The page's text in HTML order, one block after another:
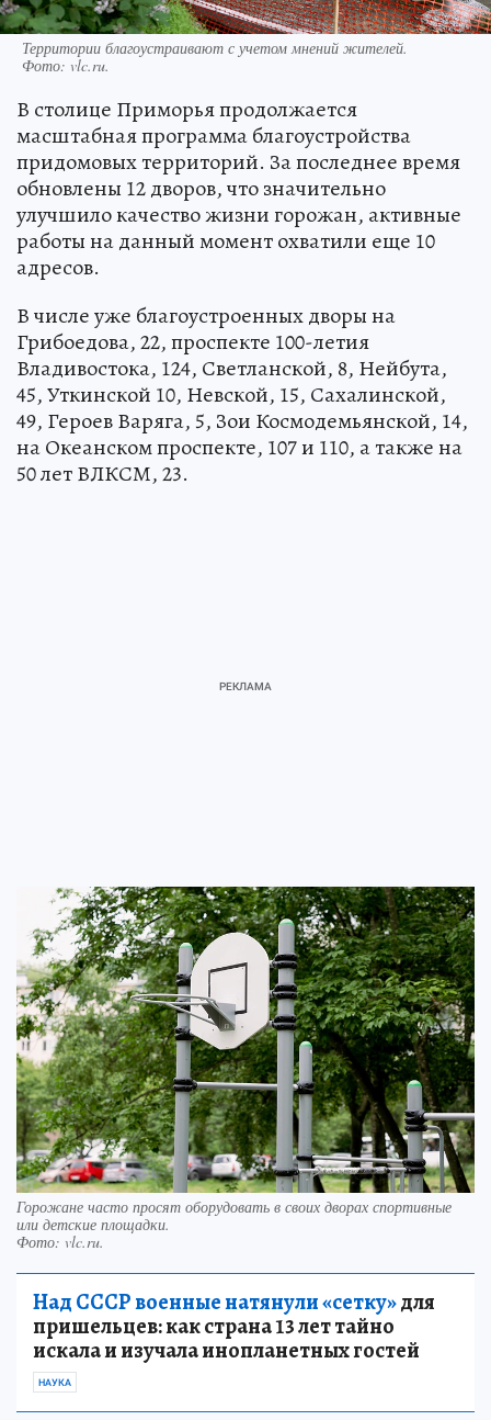
Территории благоустраивают с учетом мнений жителей.
Фото: vlc.ru.
В столице Приморья продолжается
масштабная программа благоустройства
придомовых территорий. За последнее время
обновлены 12 дворов, что значительно
улучшило качество жизни горожан, активные
работы на данный момент охватили еще 10
адресов.
В числе уже благоустроенных дворы на
Грибоедова, 22, проспекте 100-летия
Владивостока, 124, Светланской, 8, Нейбута,
45, Уткинской 10, Невской, 15, Сахалинской,
49, Героев Варяга, 5, Зои Космодемьянской, 14,
на Океанском проспекте, 107 и 110, а также на
50 лет ВЛКСМ, 23.
Горожане часто просят оборудовать в своих дворах спортивные
или детские площадки.
Фото: vlc.ru.
Над СССР военные натянули «сетку»для
пришельцев: как страна 13 лет тайно
искала и изучала инопланетных гостей
НАУКА